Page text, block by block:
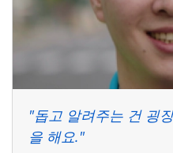
"돕고 알려주는 건 굉
을 해요."